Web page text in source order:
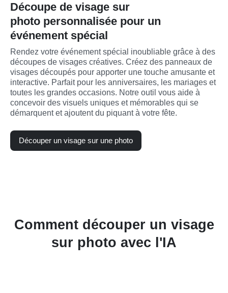
Découpe de visage sur
photo personnalisée pour un
événement spécial
Rendez votre événement spécial inoubliable grâce à des
découpes de visages créatives. Créez des panneaux de
visages découpés pour apporter une touche amusante et
interactive. Parfait pour les anniversaires, les mariages et
toutes les grandes occasions. Notre outil vous aide à
concevoir des visuels uniques et mémorables qui se
démarquent et ajoutent du piquant à votre fête.
Découper un visage sur une photo
Comment découper un visage
sur photo avec l'IA